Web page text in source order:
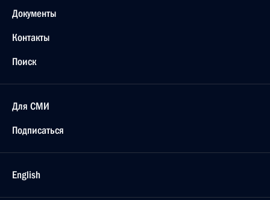
Документы
Контакты
Поиск
Для СМИ
Подписаться
English